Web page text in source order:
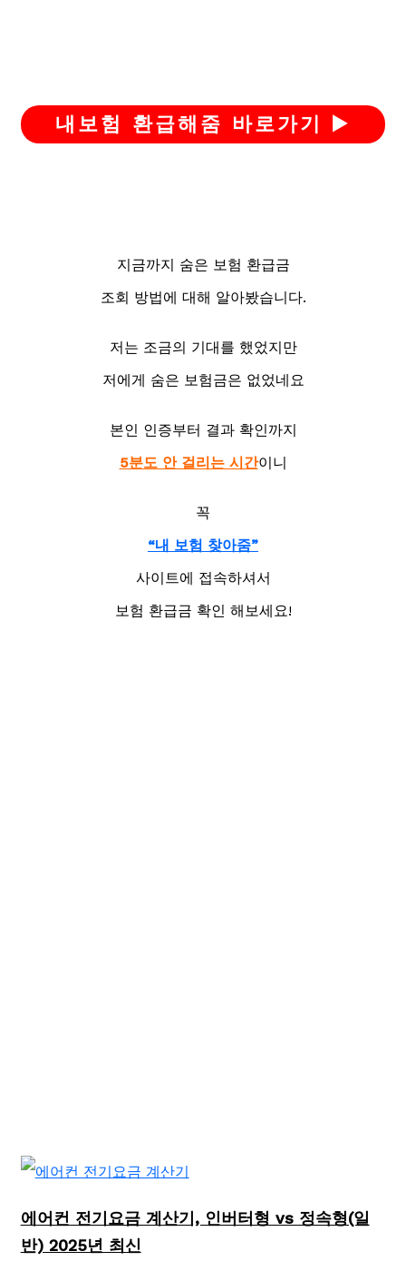
내보험 환급해줌 바로가기 ▶️
지금까지 숨은 보험 환급금
조회 방법에 대해 알아봤습니다.
저는 조금의 기대를 했었지만
저에게 숨은 보험금은 없었네요
본인 인증부터 결과 확인까지
5분도 안 걸리는 시간이니
꼭
“내 보험 찾아줌”
사이트에 접속하셔서
보험 환급금 확인 해보세요!
에어컨 전기요금 계산기, 인버터형 vs 정속형(일
반) 2025년 최신